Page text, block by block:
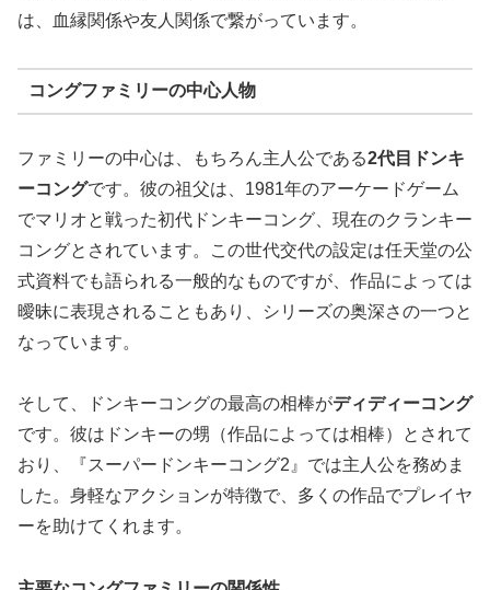
は、血縁関係や友人関係で繋がっています。
コングファミリーの中心人物
ファミリーの中心は、もちろん主人公である2代目ドンキ
ーコングです。彼の祖父は、1981年のアーケードゲーム
でマリオと戦った初代ドンキーコング、現在のクランキー
コングとされています。この世代交代の設定は任天堂の公
式資料でも語られる一般的なものですが、作品によっては
曖昧に表現されることもあり、シリーズの奥深さの一つと
なっています。
そして、ドンキーコングの最高の相棒がディディーコング
です。彼はドンキーの甥（作品によっては相棒）とされて
おり、『スーパードンキーコング2』では主人公を務めま
した。身軽なアクションが特徴で、多くの作品でプレイヤ
ーを助けてくれます。